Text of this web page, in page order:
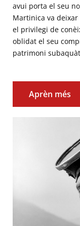
avui porta el seu
Martinica va
el privilegi de
oblidat el seu
patrimoni
Aprèn més